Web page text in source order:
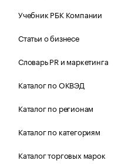
Учебник РБК Компании
Статьи о бизнесе
Словарь PR и маркетинга
Каталог по ОКВЭД
Каталог по регионам
Каталог по категориям
Каталог торговых марок